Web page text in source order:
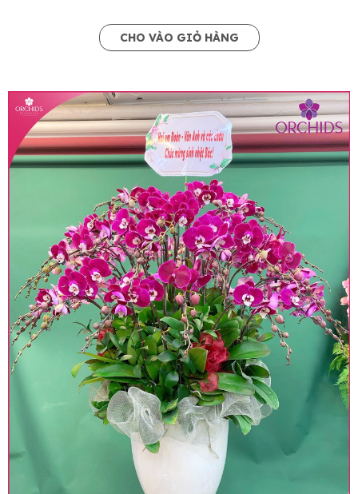
CHO VÀO GIỎ HÀNG